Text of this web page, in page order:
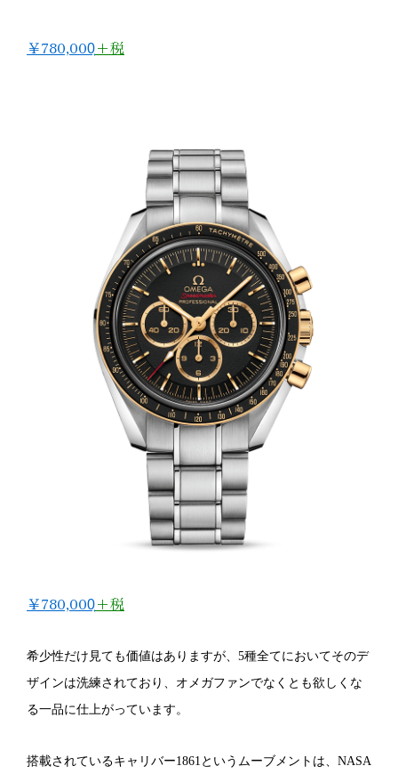
￥780,000̟+税
￥780,000̟+税
希少性だけ見ても価値はありますが、 5種全てにおいてそのデ
ザインは洗練されており、オメガファンでなくとも欲しくな
る一品に仕上がっています。
搭載されているキャリバー1861 というムーブメントは、 NASA